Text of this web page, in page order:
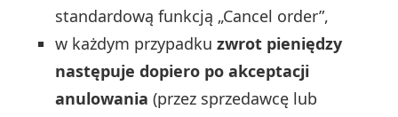
standardową funkcją „Cancel order”,
w każdym przypadkuzwrot pieniędzy
następuje dopiero po akceptacji
anulowania (przez sprzedawcę lub